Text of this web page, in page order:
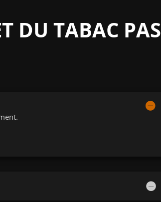
DU TABAC PAS